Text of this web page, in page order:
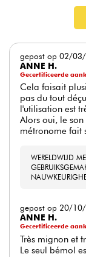
gepost op 02/
ANNE H.
Gecertificeerde
Cela faisait
pas du tout
l'utilisation est
Alors oui, le
métronome fait
WERELDWIJD
gepost op 20/
ANNE H.
Gecertificeerde
Très mignon et
Le seul bémol